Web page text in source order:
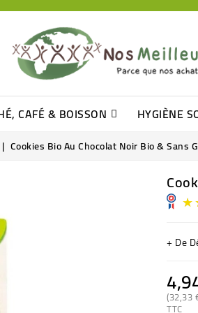
CAFÉ & BOISSON HYGIÈNE
Cookies Bio Au Chocolat Noir Bio & Sans
+ De
(32,33
TTC